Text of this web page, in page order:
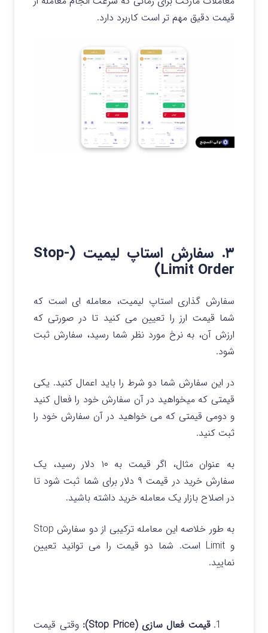
قیمت دقیق مهم تر است کاربرد دارد.
۳. سفارش استاپ لیمیت (Stop-
Limit Order)
سفارش گذاری استاپ لیمیت، معامله ای است که
شما قیمت ارز را تعیین می کنید تا در صورتی که
ارزش آن، به نرخ مورد نظر شما رسید، سفارش ثبت
شود.
در این سفارش شما دو شرط را باید اعمال کنید. یکی
قیمتی که میخواهید در آن سفارش خود را فعال کنید
و دومی قیمتی که می خواهید در آن سفارش خود را
ثبت کنید.
به عنوان مثال، اگر قیمت به ۱۰ دلار رسید، یک
سفارش خرید در قیمت ۹ دلار برای شما ثبت شود تا
در اصلاح بازار یک معامله خرید داشته باشید.
به طور خلاصه این معامله ترکیبی از دو سفارش Stop
و Limit است. شما دو قیمت را می توانید تعیین
نمایید.
قیمت فعال‌ سازی (Stop Price):
وقتی قیمت